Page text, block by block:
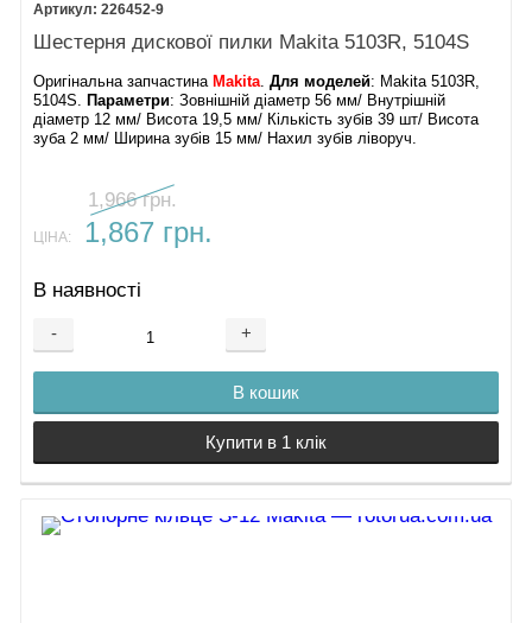
226452-9
Шестерня дискової пилки Makita 5103R, 5104S
Оригінальна запчастина Makita. Для моделей: Makita 5103R,
5104S. Параметри: Зовнішній діаметр 56 мм/ Внутрішній
діаметр 12 мм/ Висота 19,5 мм/ Кількість зубів 39 шт/ Висота
зуба 2 мм/ Ширина зубів 15 мм/ Нахил зубів ліворуч.
1,966 грн.
ЦІНА: 1,867 грн.
В наявності
- +
В кошик
Купити в 1 клік